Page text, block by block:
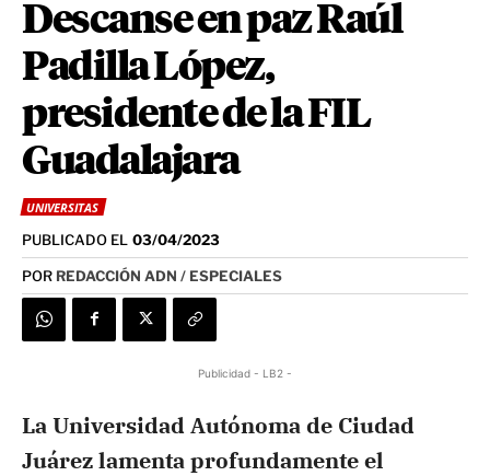
Descanse en paz Raúl
Padilla López,
presidente de la FIL
Guadalajara
UNIVERSITAS
PUBLICADO EL 03/04/2023
POR REDACCIÓN ADN / ESPECIALES
Publicidad - LB2 -
La Universidad Autónoma de Ciudad
Juárez lamenta profundamente el